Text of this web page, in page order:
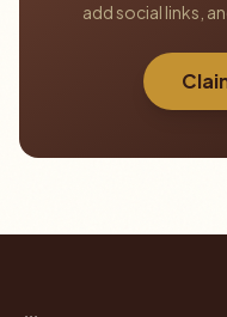
add social links,